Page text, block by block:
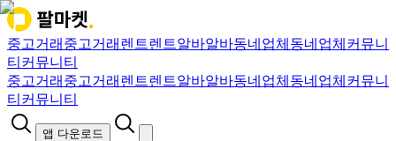
중고거래 중고거래 렌트렌트알바알바동네업체 동네업체 커뮤니
티 커뮤니티
중고거래 중고거래 렌트렌트알바알바동네업체 동네업체 커뮤니
티 커뮤니티
앱 다운로드